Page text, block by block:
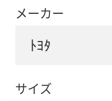
メーカー
ﾄﾖﾀ
サイズ